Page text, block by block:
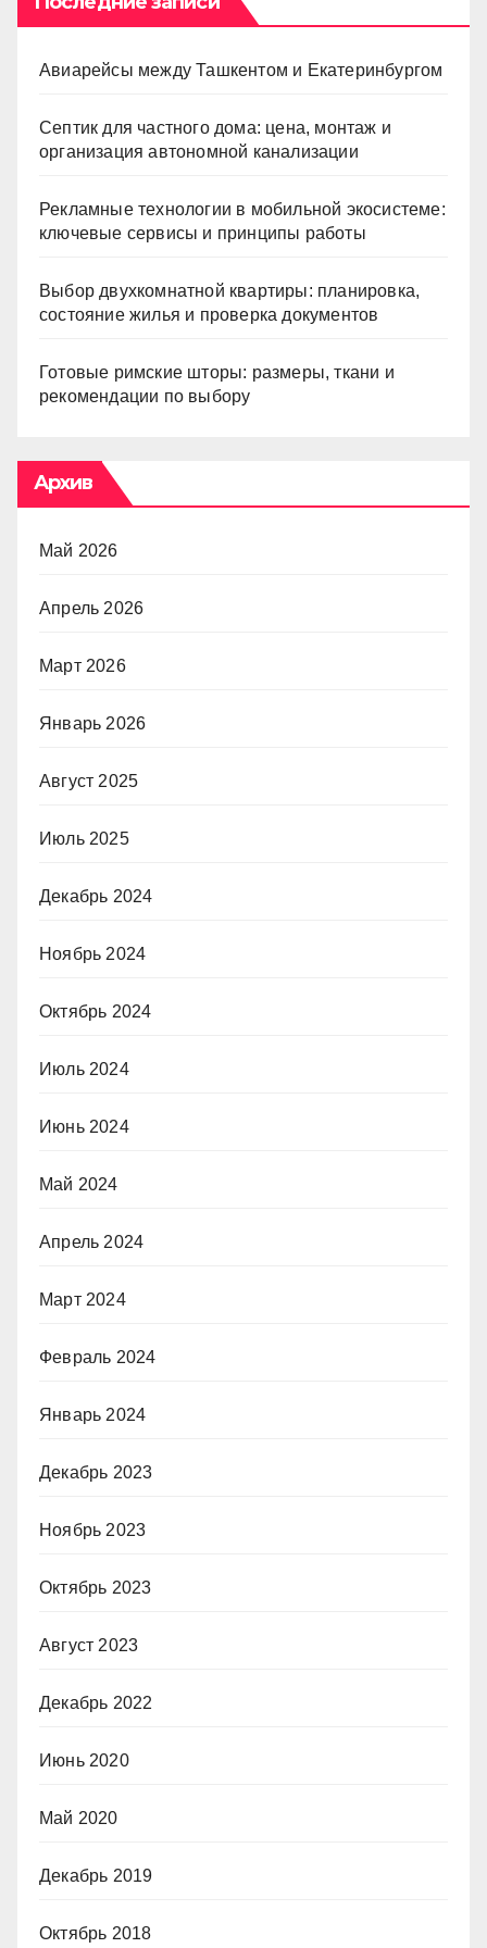
Авиарейсы между Ташкентом и Екатеринбургом
Септик для частного дома: цена, монтаж и
организация автономной канализации
Рекламные технологии в мобильной экосистеме:
ключевые сервисы и принципы работы
Выбор двухкомнатной квартиры: планировка,
состояние жилья и проверка документов
Готовые римские шторы: размеры, ткани и
рекомендации по выбору
Архив
Май 2026
Апрель 2026
Март 2026
Январь 2026
Август 2025
Июль 2025
Декабрь 2024
Ноябрь 2024
Октябрь 2024
Июль 2024
Июнь 2024
Май 2024
Апрель 2024
Март 2024
Февраль 2024
Январь 2024
Декабрь 2023
Ноябрь 2023
Октябрь 2023
Август 2023
Декабрь 2022
Июнь 2020
Май 2020
Декабрь 2019
Октябрь 2018